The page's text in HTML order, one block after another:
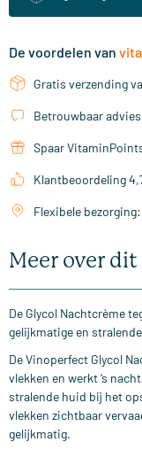
De voordelen van
Gratis verzending
Betrouwbaar
Spaar
Klantbeoordeling
Flexibele
Meer over
De Glycol Nachtcrème
gelijkmatige en
De Vinoperfect Glycol
vlekken en werkt ‘s
stralende huid bij het
vlekken zichtbaar
gelijkmatig.